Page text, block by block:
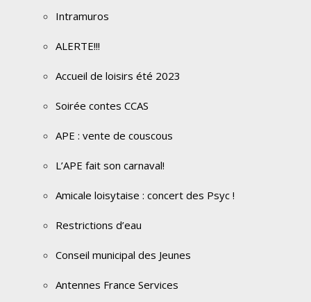
Intramuros
ALERTE!!!
Accueil de loisirs été 2023
Soirée contes CCAS
APE : vente de couscous
L’APE fait son carnaval!
Amicale loisytaise : concert des Psyc !
Restrictions d’eau
Conseil municipal des Jeunes
Antennes France Services